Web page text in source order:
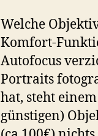
Welche
Komfort-
Autofocus
Portraits
hat, steht
günstigen)